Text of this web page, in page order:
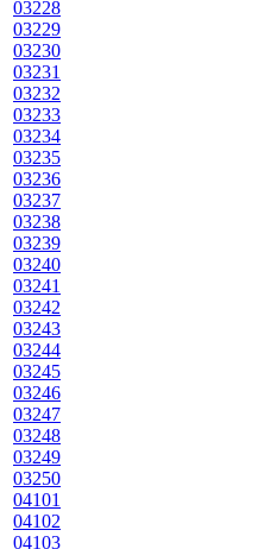
03228
03229
03230
03231
03232
03233
03234
03235
03236
03237
03238
03239
03240
03241
03242
03243
03244
03245
03246
03247
03248
03249
03250
04101
04102
04103